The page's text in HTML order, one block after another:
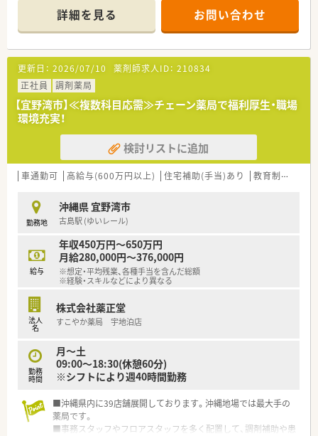
す。
■平成20年に大手チェーン店と資本提携してより質の高いサー
ビスを提供出来るような会社にされています。
■総合病院だけでなく、様々なクリニックの門前に店舗があるた
め、幅広い処方の経験が積めます。
■社内研修も充実しており、専門的なテーマでの研修から店舗管
理の研修など幅広い内容で実施しております。
■育児休業・介護休業・看護休暇の取得実績もあり、長く安定して
就業できる環境づくりに取り組んでいます。
■グループで薬剤師は100名ほどいるため、ヘルプ体制もありお
休みも取得しやすい環境です。
■待合室でお待ちのお客様や患者様へのドリンクのサービスや
さまざまなサポートを行う「フロア・コンシェルジュ」、お薬の
「ドライブスルー」など、“沖縄初”のサービスに積極的に取り組
詳細を見る お問い合わせ
更新日： 2026/07/10 薬剤師求人ID： 210834
正社員
調剤薬局
【宜野湾市】≪複数科目応需≫チェーン薬局で福利厚生・職場
環境充実！
検討リストに追加
車通勤可 高給与(600万円以上) 住宅補助(手当)あり 教育制度あり
勤務地
沖縄県 宜野湾市
古島駅 (ゆいレール)
給与
年収450万円～650万円
月給280,000円～376,000円
※想定・平均残業、各種手当を含んだ総額
※経験・スキルなどにより異なる
法人
名
株式会社薬正堂
すこやか薬局 宇地泊店
勤務
時間
月～土
09:00～18:30(休憩60分)
※シフトにより週40時間勤務
■沖縄県内に39店舗展開しております。沖縄地場では最大手の
薬局です。
■事務スタッフやフロアスタッフを多く配置して、調剤補助や患